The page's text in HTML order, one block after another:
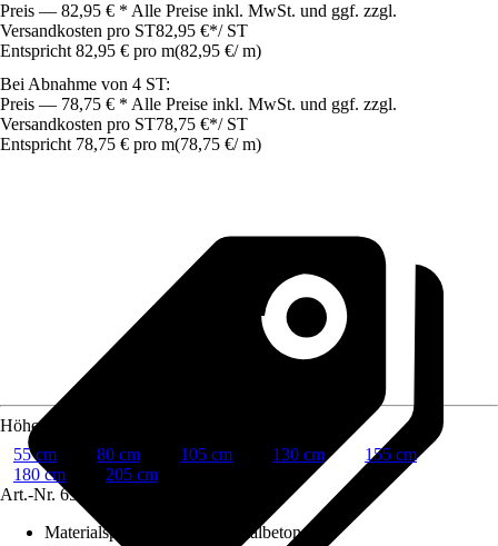
Preis — 82,95 € * Alle Preise inkl. MwSt. und ggf. zzgl.
Versandkosten pro ST82,95 €*/ ST
Entspricht 82,95 € pro m(82,95 €/ m)
Bei Abnahme von 4 ST:
Preis — 78,75 € * Alle Preise inkl. MwSt. und ggf. zzgl.
Versandkosten pro ST78,75 €*/ ST
Entspricht 78,75 € pro m(78,75 €/ m)
Höhe
55 cm
80 cm 105 cm 130 cm
155 cm
180 cm
205 cm
Art.-Nr. 6535232
Materialspezifizierung
Normalbeton